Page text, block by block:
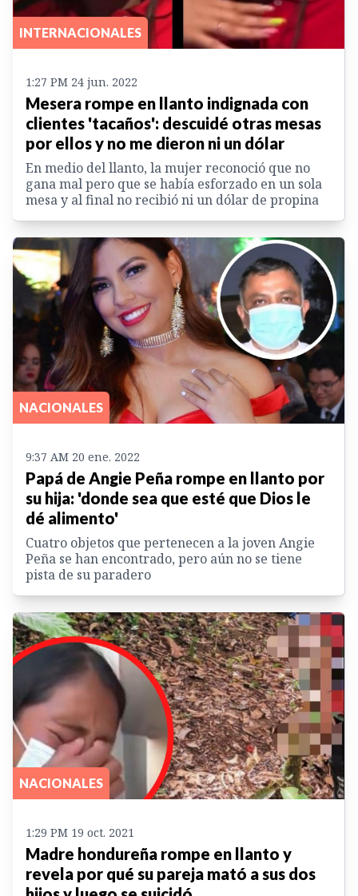
INTERNACIONALES
1:27 PM 24 jun. 2022
Mesera rompe en llanto indignada con
clientes 'tacaños': descuidé otras mesas
por ellos y no me dieron ni un dólar
En medio del llanto, la mujer reconoció que no
gana mal pero que se había esforzado en un sola
mesa y al final no recibió ni un dólar de propina
NACIONALES
9:37 AM 20 ene. 2022
Papá de Angie Peña rompe en llanto por
su hija: 'donde sea que esté que Dios le
dé alimento'
Cuatro objetos que pertenecen a la joven Angie
Peña se han encontrado, pero aún no se tiene
pista de su paradero
NACIONALES
1:29 PM 19 oct. 2021
Madre hondureña rompe en llanto y
revela por qué su pareja mató a sus dos